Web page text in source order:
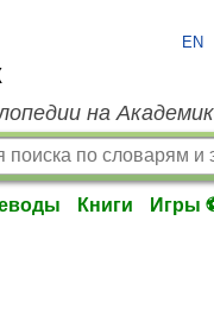
EN
на
Книги Игры